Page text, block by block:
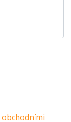
obchodními